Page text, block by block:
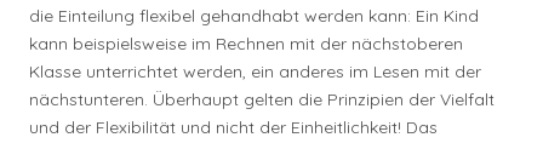
die Einteilung flexibel gehandhabt werden kann: Ein Kind
kann beispielsweise im Rechnen mit der nächstoberen
Klasse unterrichtet werden, ein anderes im Lesen mit der
nächstunteren. Überhaupt gelten die Prinzipien der Vielfalt
und der Flexibilität und nicht der Einheitlichkeit! Das